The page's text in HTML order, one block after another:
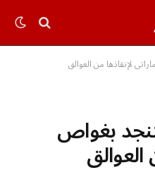
لإنقاذها من العوالق
بغواص